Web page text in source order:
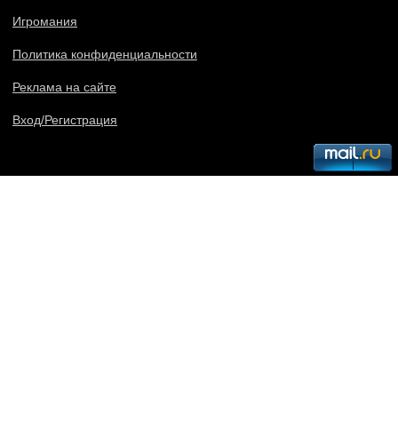
Игромания
Политика конфиденциальности
Реклама на сайте
Вход/Регистрация